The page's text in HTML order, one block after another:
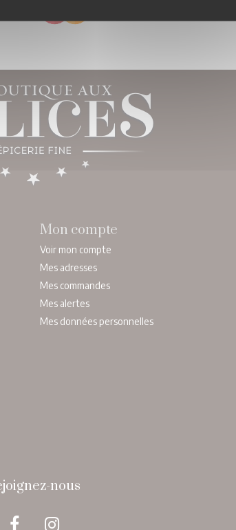
Mon compte
Voir mon compte
Mes adresses
Mes commandes
Mes alertes
Mes données personnelles
nous